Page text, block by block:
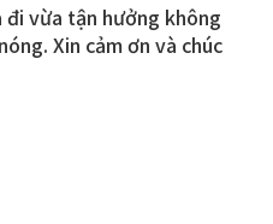
đi vừa tận hưởng không
Xin cảm ơn và chúc